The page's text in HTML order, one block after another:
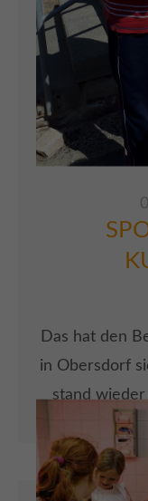
Das hat den
in Obersdorf
stand
dem
Akteure im
eine ganze